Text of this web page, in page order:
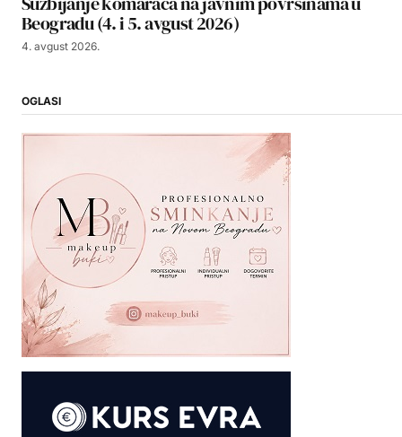
Beogradu (4. i 5. avgust 2026)
4. avgust 2026.
OGLASI